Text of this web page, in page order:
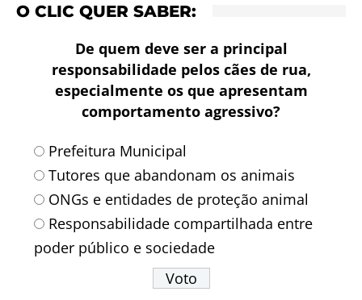
O CLIC QUER SABER:
De quem deve ser a principal
responsabilidade pelos cães de rua,
especialmente os que apresentam
comportamento agressivo?
Prefeitura Municipal
Tutores que abandonam os animais
ONGs e entidades de proteção animal
Responsabilidade compartilhada entre
poder público e sociedade